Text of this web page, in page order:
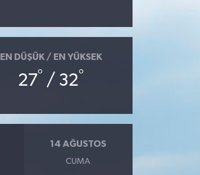
EN DÜŞÜK / EN YÜKSEK
27° / 32°
14 AĞUSTOS
CUMA